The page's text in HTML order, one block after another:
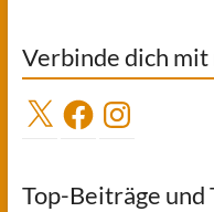
Verbinde dich
X FacebookInstagram
Top-Beiträge und